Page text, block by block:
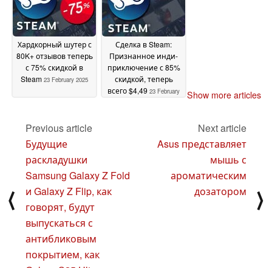
Хардкорный шутер с
80K+ отзывов теперь
с 75% скидкой в
Steam 23 February 2025
Сделка в Steam:
Признанное инди-
приключение с 85%
скидкой, теперь
всего $4,49 23 February
Show more articles
⟨
Previous article
Будущие
раскладушки
Samsung Galaxy Z Fold
и Galaxy Z Flip, как
говорят, будут
выпускаться с
антибликовым
покрытием, как
Next article
Asus представляет
мышь с
ароматическим
дозатором
⟩